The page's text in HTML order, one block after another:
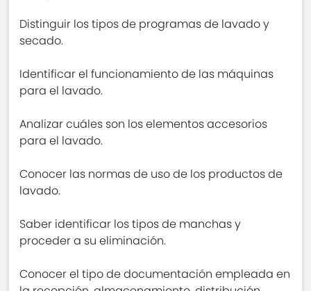
Distinguir los tipos de programas de lavado y
secado.
Identificar el funcionamiento de las máquinas
para el lavado.
Analizar cuáles son los elementos accesorios
para el lavado.
Conocer las normas de uso de los productos de
lavado.
Saber identificar los tipos de manchas y
proceder a su eliminación.
Conocer el tipo de documentación empleada en